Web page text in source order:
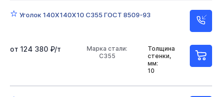
Уголок 140Х140Х10 С355 ГОСТ 8509-93
Толщина
стенки,
мм:
10
Марка стали:
С355
от 124 380 ₽/т